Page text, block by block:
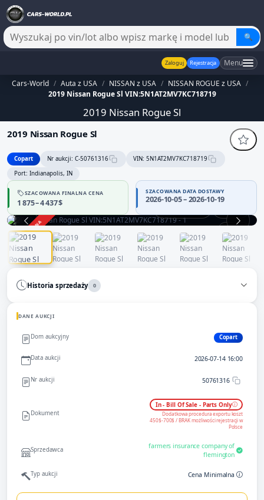
🔍
Zaloguj Rejestracja Menu
Cars-World / Auta z USA / NISSAN z USA / NISSAN ROGUE z USA /
2019 Nissan Rogue Sl VIN:5N1AT2MV7KC718719
2019 Nissan Rogue Sl
2019 Nissan Rogue Sl
Copart Nr aukcji: C-50761316
VIN: 5N1AT2MV7KC718719
Port: Indianapolis, IN
SZACOWANA FINALNA CENA
1 875 – 4 437 $
SZACOWANA DATA DOSTAWY
2026-10-05 – 2026-10-19
ZAKOŃCZONA
Historia sprzedaży 0
DANE AUKCJI
Dom aukcyjny Copart
Data aukcji 2026-07-14 16:00
Nr aukcji 50761316
Dokument
In - Bill Of Sale - Parts Only
Dodatkowa procedura exportu koszt
450$-700$ / BRAK możliwości rejestracji w
Polsce
Sprzedawca
farmers insurance company of
flemington
Typ aukcji Cena Minimalna